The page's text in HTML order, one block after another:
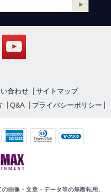
合わせ
サイトマップ
Q&A プライバシーポリシー
画像・文章・データ等の無断転用、